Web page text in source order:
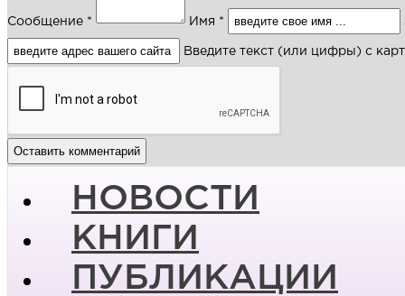
Сообщение * Имя *
Введите текст (или цифры) с
НОВОСТИ
КНИГИ
ПУБЛИКАЦИИ